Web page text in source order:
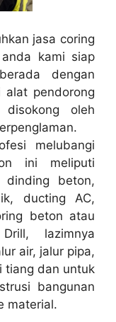
jasa coring
kami siap
dengan
alat pendorong
oleh
melubangi
ini meliputi
dinding beton,
ducting AC,
beton atau
lazimnya
air, jalur pipa,
tiang dan untuk
bangunan
material.